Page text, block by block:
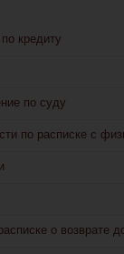
кредиту
по суду
по расписке с
о возврате